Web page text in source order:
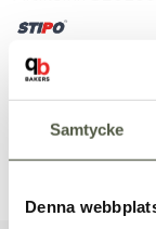
Samtycke
Denna
Brett